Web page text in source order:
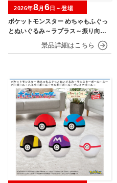
ポケットモンスター めちゃもふぐっ
とぬいぐるみ～ラプラス～振り向きv
2026年8月 6 日～登場